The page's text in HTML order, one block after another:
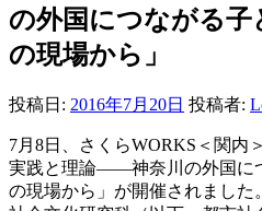
プ
の外国につながる
の現場から」
投稿日: 2016年7月20日 投稿者:
7月8日、さくらWORKS＜関内
実践と理論――神奈川の外国に
の現場から」が開催されまし